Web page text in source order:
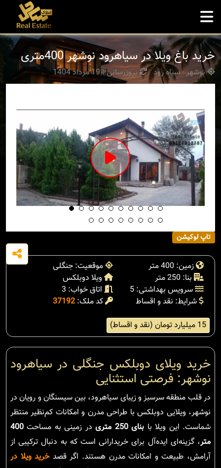
خرید باغ ویلا در سیاهرود نوشهر 400متری
نوشهر - سیاه رود بروزرسانی : 19 مرداد 1404
تاپ لوکیشن
زمین: 400 متر
موقعیت: جنگلی
بنا: 250 متر
ویلا دوبلکس
سرویس بهداشتی: 5
اتاق خواب: 3
شرایط: نقد و اقساط
کد ملک: 37192
15 میلیارد تومان (نقد و اقساط)
خرید ویلای دوبلکس جنگلی در سیاهرود
نوشهر: فرصتی استثنایی
در قلب منطقه سرسبز و زیبای سیاهرود، بین سیسنگان و رویان در
نوشهر، ویلایی دوبلکس با طراحی مدرن و امکانات کم‌نظیر منتظر
شماست. این ویلا با بنای 250 متری در زمینی به مساحت 400
متر، گزینه‌ای ایده‌آل برای خریدارانی است که به دنبال ترکیبی از
آرامش، طبیعت و امکانات مدرن هستند. اگر قصدخرید ویلا در